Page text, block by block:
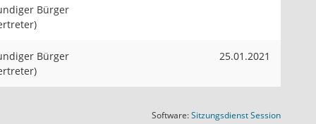
Bürger
Bürger
25.01.2021
Software:SitzungsdienstSession(Wird in